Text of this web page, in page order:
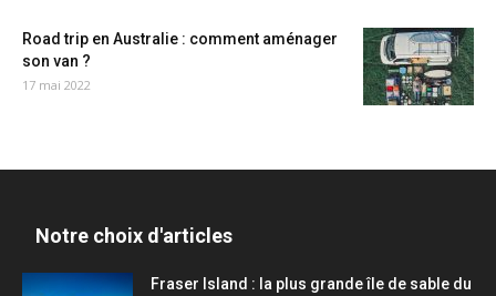
Road trip en Australie : comment aménager
son van ?
17 mai 2022
Notre choix d'articles
Fraser Island : la plus grande île de sable du